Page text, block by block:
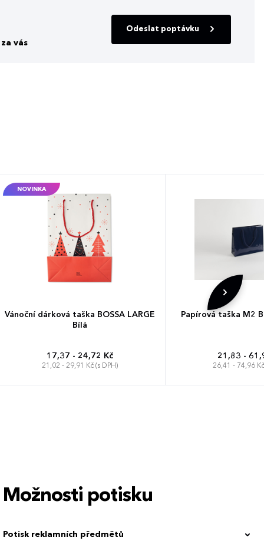
vás
Odeslat poptávku
NOVINKA
Vánoční dárková taška BOSSA LARGE
Bílá
17,37 - 24,72 Kč
21,02 - 29,91 Kč (s DPH)
Papírová taška M2
21,83 -
26,41 - 74,96 Kč
Možnosti potisku
Potisk reklamních předmětů